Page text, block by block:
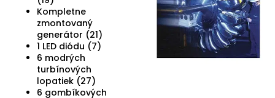
Kompletne
zmontovaný
generátor (21)
1 LED diódu (7)
6 modrých
turbínových
lopatiek (27)
6 gombíkových